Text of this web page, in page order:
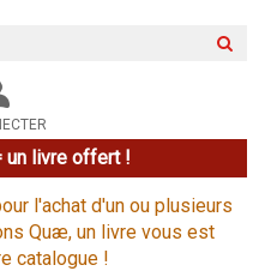
un livre offert !
l'achat d'un ou plusieurs
Quæ, un livre vous est
catalogue !